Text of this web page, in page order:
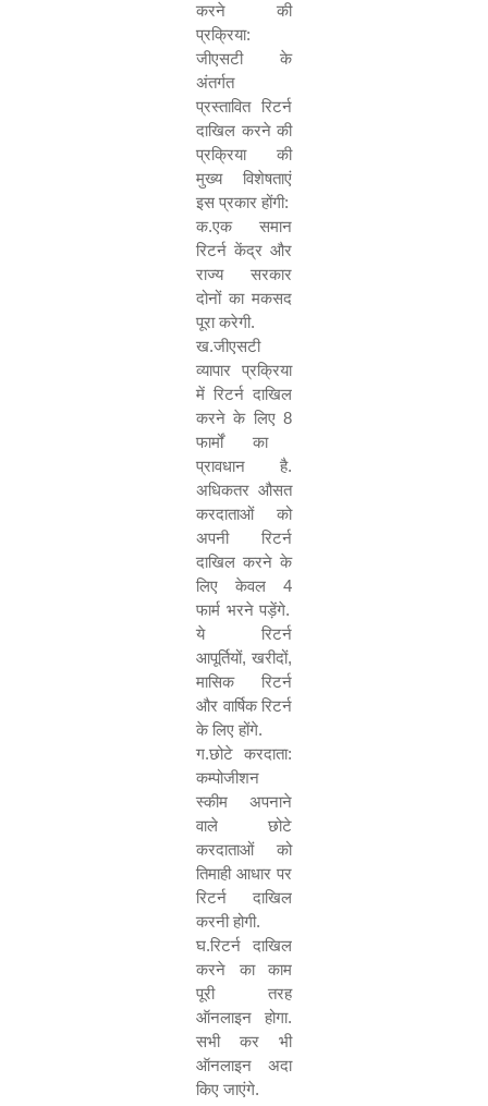
करने की
प्रक्रिया:
जीएसटी के
अंतर्गत
प्रस्तावित रिटर्न
दाखिल करने की
प्रक्रिया की
मुख्य विशेषताएं
इस प्रकार होंगी:
क.एक समान
रिटर्न केंद्र और
राज्य सरकार
दोनों का मकसद
पूरा करेगी.
ख.जीएसटी
व्यापार प्रक्रिया
में रिटर्न दाखिल
करने के लिए 8
फार्मों का
प्रावधान है.
अधिकतर औसत
करदाताओं को
अपनी रिटर्न
दाखिल करने के
लिए केवल 4
फार्म भरने पड़ेंगे.
ये रिटर्न
आपूर्तियों, खरीदों,
मासिक रिटर्न
और वार्षिक रिटर्न
के लिए होंगे.
ग.छोटे करदाता:
कम्पोजीशन
स्कीम अपनाने
वाले छोटे
करदाताओं को
तिमाही आधार पर
रिटर्न दाखिल
करनी होगी.
घ.रिटर्न दाखिल
करने का काम
पूरी तरह
ऑनलाइन होगा.
सभी कर भी
ऑनलाइन अदा
किए जाएंगे.